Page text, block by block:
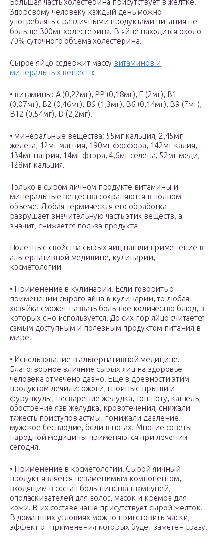
Большая часть холестерина присутствует в желтке.
Здоровому человеку каждый день можно
употреблять с различными продуктами питания не
больше 300мг холестерина. В яйце находится около
70% суточного объема холестерина.
Сырое яйцо содержит массу витаминов и
минеральных веществ:
• витамины: А (0,22мг), РР (0,18мг), Е (2мг), В1
(0,07мг), В2 (0,46мг), В5 (1,3мг), В6 (0,14мг), В9 (7мг),
В12 (0,54мг), D (2,2мг).
• минеральные вещества: 55мг кальция, 2,45мг
железа, 12мг магния, 190мг фосфора, 142мг калия,
134мг натрия, 14мг фтора, 4,6мг селена, 52мг меди,
128мг кальция.
Только в сыром яичном продукте витамины и
минеральные вещества сохраняются в полном
объеме. Любая термическая его обработка
разрушает значительную часть этих веществ, а
значит, снижается польза продукта.
Полезные свойства сырых яиц нашли применение в
альтернативной медицине, кулинарии,
косметологии.
• Применение в кулинарии. Если говорить о
применении сырого яйца в кулинарии, то любая
хозяйка сможет назвать большое количество блюд, в
которых оно используется. До сих пор яйцо считается
самым доступным и полезным продуктом питания в
мире.
• Использование в альтернативной медицине.
Благотворное влияние сырых яиц на здоровье
человека отмечено давно. Еще в древности этим
продуктом лечили: ожоги, гнойные прыщи и
фурункулы, несварение желудка, тошноту, кашель,
обострение язв желудка, кровотечения, снижали
тяжесть приступов астмы, понижали давление,
мужское бесплодие, боли в ногах. Многие советы
народной медицины применяются при лечении
сегодня.
• Применение в косметологии. Сырой яичный
продукт является незаменимым компонентом,
входящим в состав большинства шампуней,
ополаскивателей для волос, масок и кремов для
кожи. В их составе чаще присутствует сырой желток.
В домашних условиях можно приготовить маски,
эффект от применения которых будет заметен сразу.